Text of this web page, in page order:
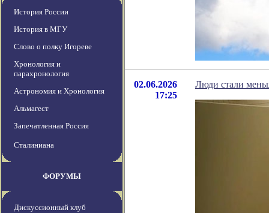
История России
История в МГУ
Слово о полку Игореве
Хронология и
парахронология
Астрономия и Хронология
Альмагест
Запечатленная Россия
Сталиниана
ФОРУМЫ
Дискуссионный клуб
02.06.2026
17:25
Люди стали